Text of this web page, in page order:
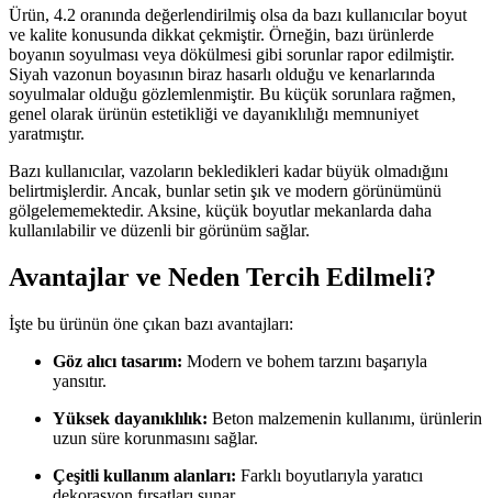
Ürün, 4.2 oranında değerlendirilmiş olsa da bazı kullanıcılar boyut
ve kalite konusunda dikkat çekmiştir. Örneğin, bazı ürünlerde
boyanın soyulması veya dökülmesi gibi sorunlar rapor edilmiştir.
Siyah vazonun boyasının biraz hasarlı olduğu ve kenarlarında
soyulmalar olduğu gözlemlenmiştir. Bu küçük sorunlara rağmen,
genel olarak ürünün estetikliği ve dayanıklılığı memnuniyet
yaratmıştır.
Bazı kullanıcılar, vazoların bekledikleri kadar büyük olmadığını
belirtmişlerdir. Ancak, bunlar setin şık ve modern görünümünü
gölgelememektedir. Aksine, küçük boyutlar mekanlarda daha
kullanılabilir ve düzenli bir görünüm sağlar.
Avantajlar ve Neden Tercih Edilmeli?
İşte bu ürünün öne çıkan bazı avantajları:
Göz alıcı tasarım: Modern ve bohem tarzını başarıyla
yansıtır.
Yüksek dayanıklılık: Beton malzemenin kullanımı, ürünlerin
uzun süre korunmasını sağlar.
Çeşitli kullanım alanları: Farklı boyutlarıyla yaratıcı